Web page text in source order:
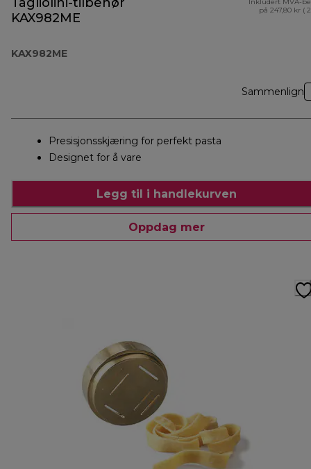
Tagliolini-tilbehør
KAX982ME
KAX982ME
Inkludert MVA-
på 247,80 kr (
Sammenlign
Presisjonsskjæring for perfekt pasta
Designet for å vare
Legg til i handlekurven
Oppdag mer